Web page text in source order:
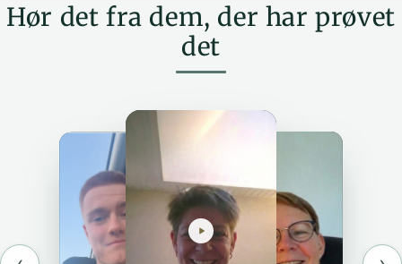
Hør det fra dem, der har prøvet
det